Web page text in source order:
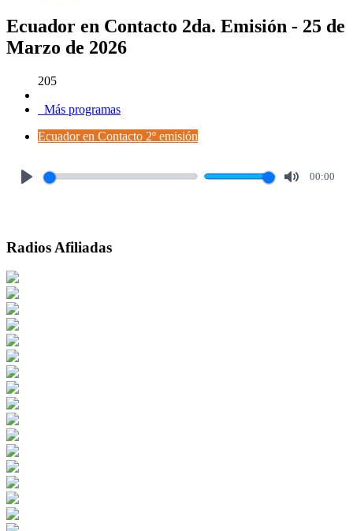
Ecuador en Contacto 2da. Emisión - 25 de
Marzo de 2026
205
Más programas
Ecuador en Contacto 2º emisión
00:00
Radios Afiliadas